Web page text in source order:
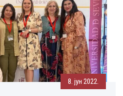
8. јун 2022.